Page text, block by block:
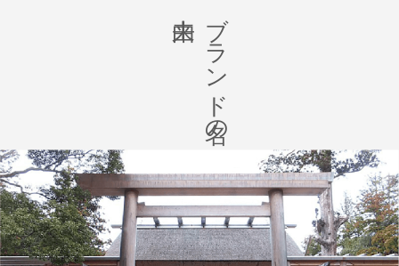
ブランド名の